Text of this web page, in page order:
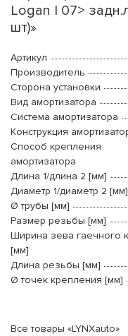
Logan I 07>
шт)»
Артикул
Производитель
Сторона установки
Вид амортизатора
Система амортизатора
Конструкция
Способ крепления
амортизатора
Длина 1/длина 2 [мм]
Диаметр 1/диаметр 2 [мм]
Ø трубы [мм]
Размер резьбы [мм]
Ширина зева гаечного
[мм]
Длина резьбы [мм]
Ø точек крепления [мм]
Все товары «LYNXauto»